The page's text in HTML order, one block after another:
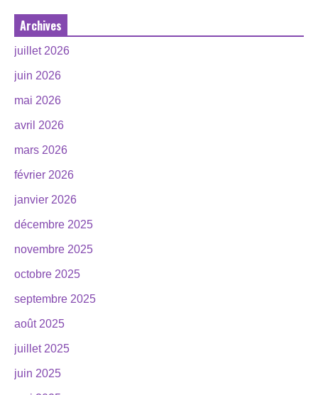
Archives
juillet 2026
juin 2026
mai 2026
avril 2026
mars 2026
février 2026
janvier 2026
décembre 2025
novembre 2025
octobre 2025
septembre 2025
août 2025
juillet 2025
juin 2025